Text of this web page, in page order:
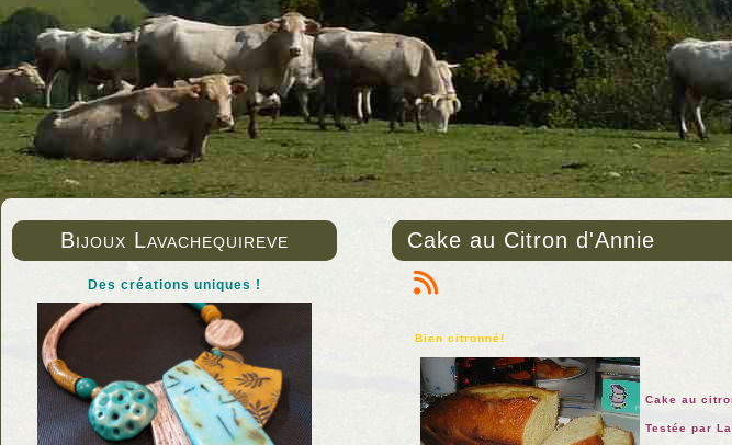
Bijoux Lavachequireve
Des créations uniques !
Cake au Citron d'Annie
Bien citronné!
Cake au
Testée par